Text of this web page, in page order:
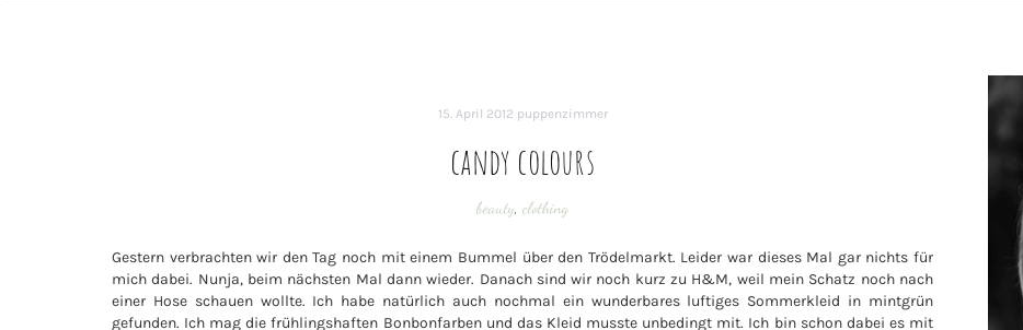
15. April 2012 puppenzimmer
candy colours
beauty, clothing
Gestern verbrachten wir den Tag noch mit einem Bummel über den Trödelmarkt. Leider war dieses Mal gar nichts für
mich dabei. Nunja, beim nächsten Mal dann wieder. Danach sind wir noch kurz zu H&M, weil mein Schatz noch nach
einer Hose schauen wollte. Ich habe natürlich auch nochmal ein wunderbares luftiges Sommerkleid in mintgrün
gefunden. Ich mag die frühlingshaften Bonbonfarben und das Kleid musste unbedingt mit. Ich bin schon dabei es mit